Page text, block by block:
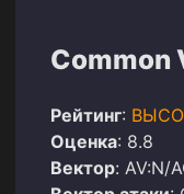
Common
Рейтинг:
Оценка: 8.8
Вектор: AV:N/